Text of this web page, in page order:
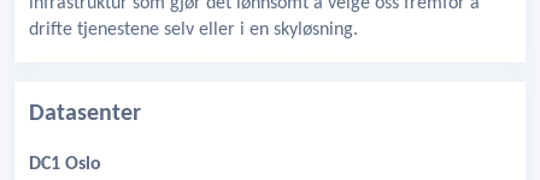
infrastruktur som gjør det lønnsomt å velge oss fremfor å
drifte tjenestene selv eller i en skyløsning.
Datasenter
DC1 Oslo